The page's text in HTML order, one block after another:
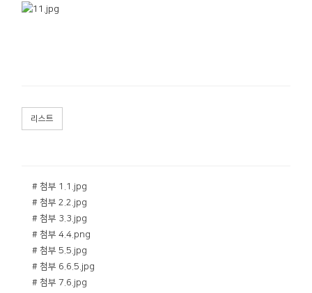
리스트
# 첨부 1.1.jpg
# 첨부 2.2.jpg
# 첨부 3.3.jpg
# 첨부 4.4.png
# 첨부 5.5.jpg
# 첨부 6.6.5.jpg
# 첨부 7.6.jpg